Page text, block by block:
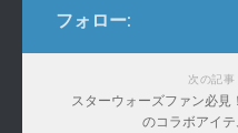
フォロー:
次の記事
スターウォーズファン必見
のコラボアイテ